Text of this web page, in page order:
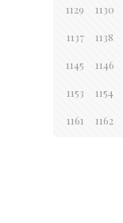
1129 1130
1137 1138
1145 1146
1153 1154
1161 1162